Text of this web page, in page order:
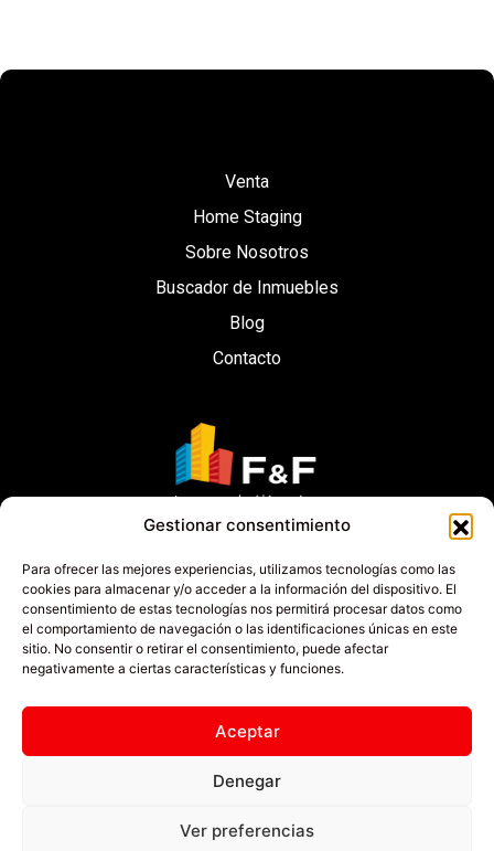
Gestionar consentimiento
Para ofrecer las mejores experiencias, utilizamos tecnologías como las
cookies para almacenar y/o acceder a la información del dispositivo. El
consentimiento de estas tecnologías nos permitirá procesar datos como
el comportamiento de navegación o las identificaciones únicas en este
sitio. No consentir o retirar el consentimiento, puede afectar
negativamente a ciertas características y funciones.
Aceptar
Denegar
Ver preferencias
Calle Puig Del Ravell Nº 25 Martorell 08760
info@fyf-inmobiliaria.com
Política de privacidad Cookies Aviso legal
Venta
Home Staging
Sobre Nosotros
Buscador de Inmuebles
Blog
Contacto